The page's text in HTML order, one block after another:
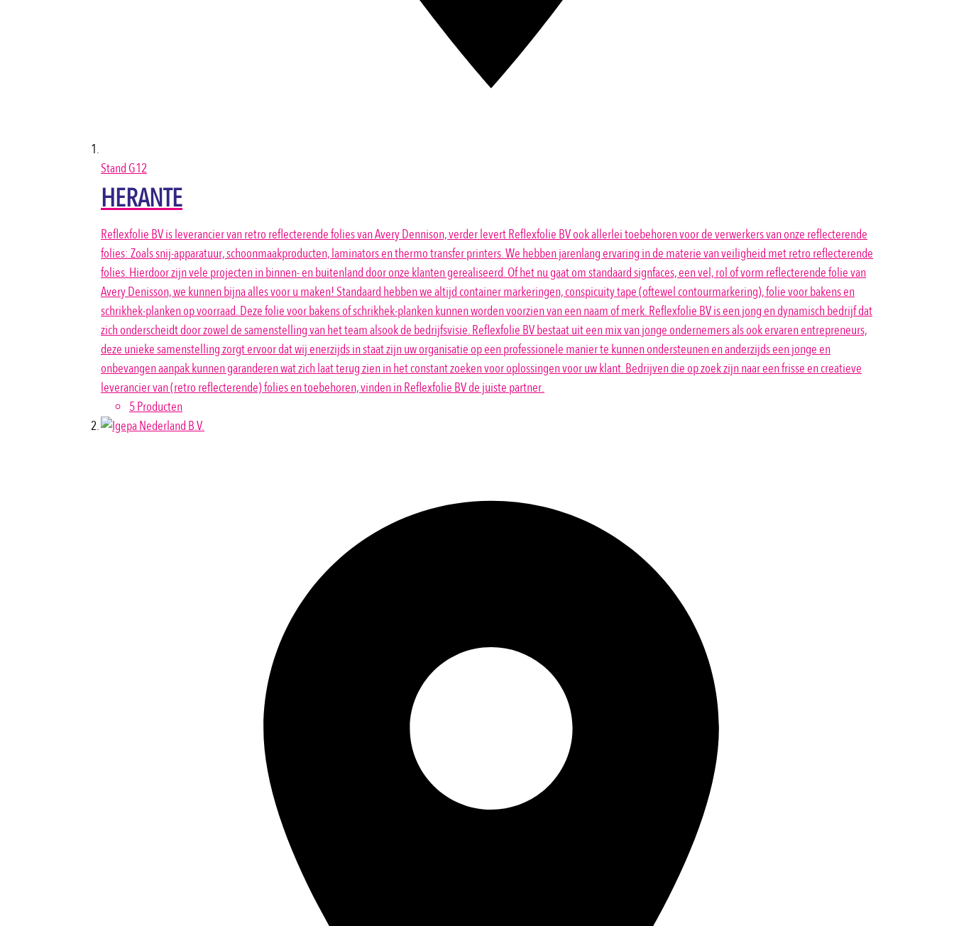
StandG12
HERANTE
Reflexfolie BV is leverancier van retro reflecterende folies van Avery Dennison, verder levert Reflexfolie BV ook allerlei toebehoren voor de verwerkers van onze reflecterende
folies: Zoals snij-apparatuur, schoonmaakproducten, laminators en thermo transfer printers. We hebben jarenlang ervaring in de materie van veiligheid met retro reflecterende
folies. Hierdoor zijn vele projecten in binnen- en buitenland door onze klanten gerealiseerd. Of het nu gaat om standaard signfaces, een vel, rol of vorm reflecterende folie van
Avery Denisson, we kunnen bijna alles voor u maken! Standaard hebben we altijd container markeringen, conspicuity tape (oftewel contourmarkering), folie voor bakens en
schrikhek-planken op voorraad. Deze folie voor bakens of schrikhek-planken kunnen worden voorzien van een naam of merk. Reflexfolie BV is een jong en dynamisch bedrijf dat
zich onderscheidt door zowel de samenstelling van het team alsook de bedrijfsvisie. Reflexfolie BV bestaat uit een mix van jonge ondernemers als ook ervaren entrepreneurs,
deze unieke samenstelling zorgt ervoor dat wij enerzijds in staat zijn uw organisatie op een professionele manier te kunnen ondersteunen en anderzijds een jonge en
onbevangen aanpak kunnen garanderen wat zich laat terug zien in het constant zoeken voor oplossingen voor uw klant. Bedrijven die op zoek zijn naar een frisse en creatieve
leverancier van (retro reflecterende) folies en toebehoren, vinden in Reflexfolie BV de juiste partner.
5 Producten